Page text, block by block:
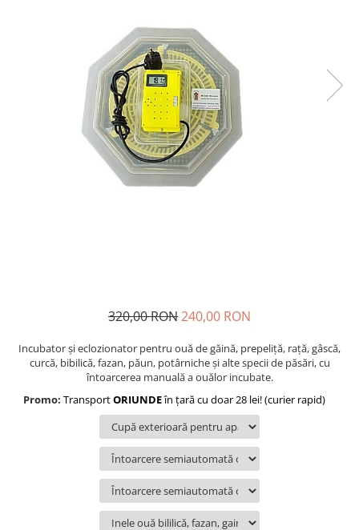
320,00 RON240,00 RON
Incubator şi eclozionator pentru ouă de găină, prepeliţă, raţă, gâscă,
curcă, bibilică, fazan, păun, potârniche şi alte specii de păsări, cu
întoarcerea manuală a ouălor incubate.
Promo: TransportORIUNDEîn ţară cu doar 28 lei! (curier rapid)